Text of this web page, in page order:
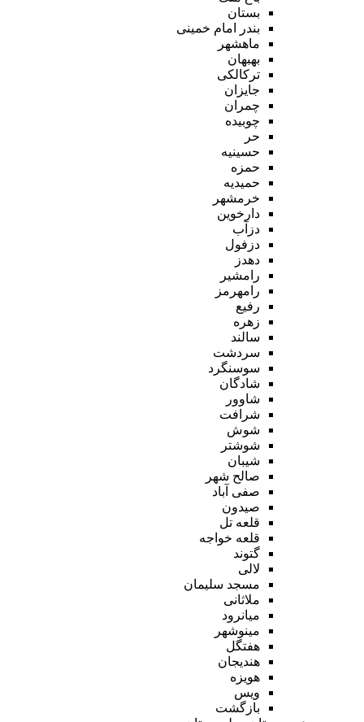
بستان
بندر امام خمینی
ماهشهر
بهبهان
ترکالکی
جایزان
چمران
چوبیده
حر
حسینیه
حمزه
حمیدیه
خرمشهر
دارخوین
دزآب
دزفول
دهدز
رامشیر
رامهرمز
رفیع
زهره
سالند
سردشت
سوسنگرد
شادگان
شاوور
شرافت
شوش
شوشتر
شیبان
صالح شهر
صفی آباد
صیدون
قلعه تل
قلعه خواجه
گتوند
لالی
مسجد سلیمان
ملاثانی
میانرود
مینوشهر
هفتگل
هندیجان
هویزه
ویس
بازگشت